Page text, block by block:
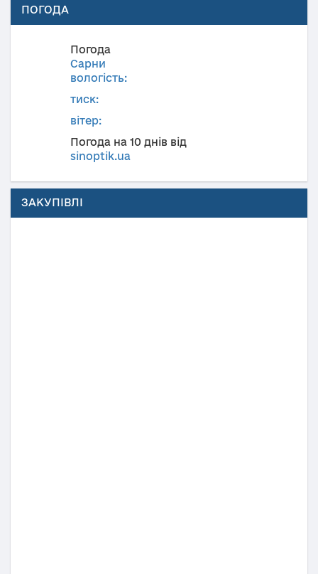
ПОГОДА
Погода
Сарни
вологість:
тиск:
вітер:
Погода на 10 днів від
sinoptik.ua
ЗАКУПІВЛІ